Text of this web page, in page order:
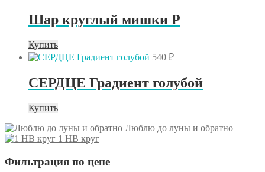
Шар круглый мишки Р
Купить
540 ₽
СЕРДЦЕ Градиент голубой
Купить
Люблю до луны и обратно
1 HB круг
Фильтрация по цене